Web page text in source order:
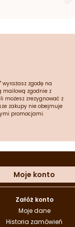
zgodę na
zgodnie z
możesz zrezygnować z
zakupy nie obejmuje
promocjami.
Moje konto
Załóż konto
Moje dane
Historia zamówień